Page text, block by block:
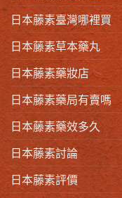
日本藤素臺灣哪裡買
日本藤素草本藥丸
日本藤素藥妝店
日本藤素藥局有賣嗎
日本藤素藥效多久
日本藤素討論
日本藤素評價